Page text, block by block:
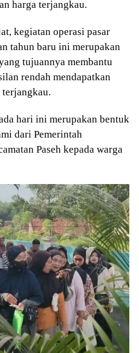
harga terjangkau.
kegiatan operasi pasar
tahun baru ini merupakan
tujuannya membantu
rendah mendapatkan
terjangkau.
hari ini merupakan bentuk
dari Pemerintah
Paseh kepada warga